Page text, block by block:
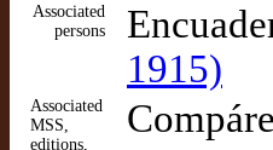
Associated
persons
1915)
Associated
MSS,
editions,